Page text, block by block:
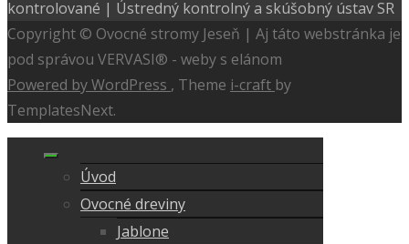
Copyright © Ovocné stromy Jeseň | Aj táto webstránka je
pod správou VERVASI® - weby s elánom
Powered by WordPress , Theme i-craft by
TemplatesNext.
Úvod
Ovocné dreviny
Jablone